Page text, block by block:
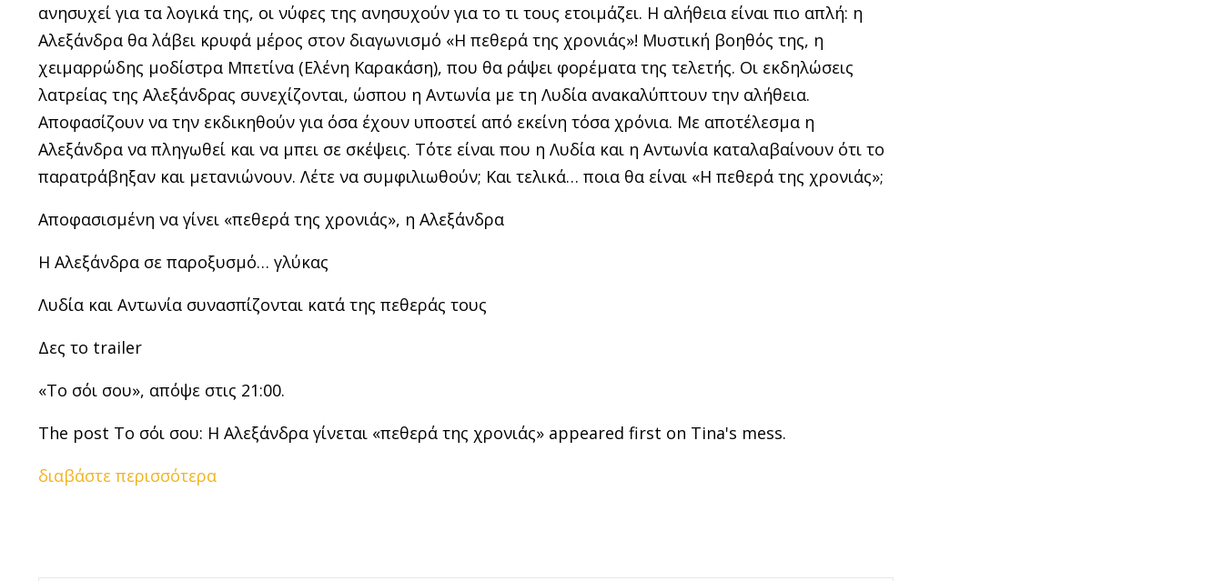
ανησυχεί για τα λογικά της, οι νύφες της ανησυχούν για το τι τους ετοιμάζει. Η αλήθεια είναι πιο απλή: η
Αλεξάνδρα θα λάβει κρυφά μέρος στον διαγωνισμό «Η πεθερά της χρονιάς»! Μυστική βοηθός της, η
χειμαρρώδης μοδίστρα Μπετίνα (Ελένη Καρακάση), που θα ράψει φορέματα της τελετής. Οι εκδηλώσεις
λατρείας της Αλεξάνδρας συνεχίζονται, ώσπου η Αντωνία με τη Λυδία ανακαλύπτουν την αλήθεια.
Αποφασίζουν να την εκδικηθούν για όσα έχουν υποστεί από εκείνη τόσα χρόνια. Με αποτέλεσμα η
Αλεξάνδρα να πληγωθεί και να μπει σε σκέψεις. Τότε είναι που η Λυδία και η Αντωνία καταλαβαίνουν ότι το
παρατράβηξαν και μετανιώνουν. Λέτε να συμφιλιωθούν; Και τελικά… ποια θα είναι «Η πεθερά της χρονιάς»;
Αποφασισμένη να γίνει «πεθερά της χρονιάς», η Αλεξάνδρα
Η Αλεξάνδρα σε παροξυσμό… γλύκας
Λυδία και Αντωνία συνασπίζονται κατά της πεθεράς τους
Δες το trailer
«Το σόι σου», απόψε στις 21:00.
The post Το σόι σου: Η Αλεξάνδρα γίνεται «πεθερά της χρονιάς» appeared first on Tina's mess.
διαβάστε περισσότερα